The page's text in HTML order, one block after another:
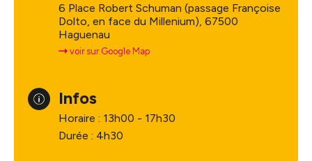
6 Place Robert Schuman (passage Françoise
Dolto, en face du Millenium), 67500
Haguenau
voir sur Google Map
Infos
Horaire : 13h00 - 17h30
Durée : 4h30